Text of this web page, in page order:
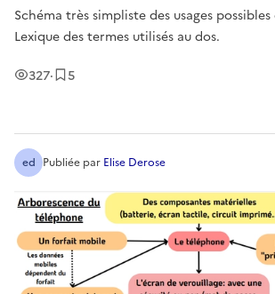
Schéma très simpliste des usages
Lexique des termes utilisés au dos.
327Vues
· 5Enregistrement
ed Publiée par Elise Derose